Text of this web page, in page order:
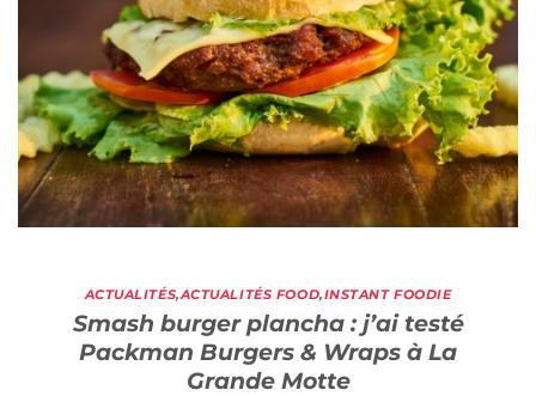
ACTUALITÉS,ACTUALITÉS FOOD,INSTANT FOODIE
Smash burger plancha : j’ai testé
Packman Burgers & Wraps à La
Grande Motte